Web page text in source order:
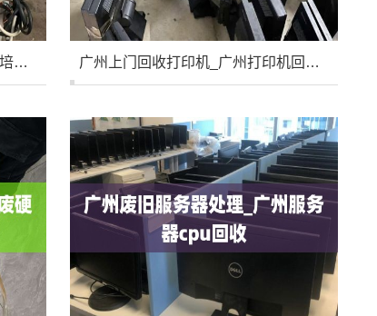
广州公司电脑培训课程_广东电脑培训班 广州上门回收打印机_广州打印机回收公司